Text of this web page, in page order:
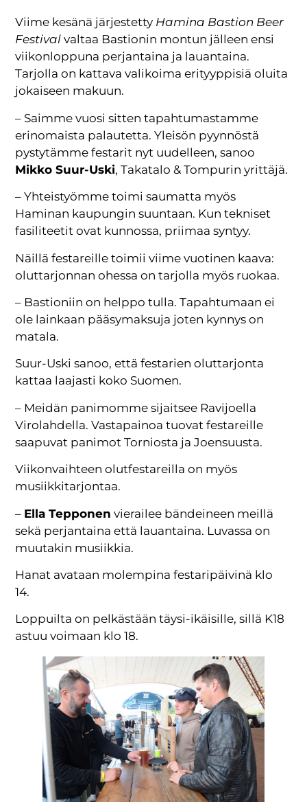
Viime kesänä järjestetty Hamina Bastion Beer
Festival valtaa Bastionin montun jälleen ensi
viikonloppuna perjantaina ja lauantaina.
Tarjolla on kattava valikoima erityyppisiä oluita
jokaiseen makuun.
– Saimme vuosi sitten tapahtumastamme
erinomaista palautetta. Yleisön pyynnöstä
pystytämme festarit nyt uudelleen, sanoo
Mikko Suur-Uski, Takatalo & Tompurin yrittäjä.
– Yhteistyömme toimi saumatta myös
Haminan kaupungin suuntaan. Kun tekniset
fasiliteetit ovat kunnossa, priimaa syntyy.
Näillä festareille toimii viime vuotinen kaava:
oluttarjonnan ohessa on tarjolla myös ruokaa.
– Bastioniin on helppo tulla. Tapahtumaan ei
ole lainkaan pääsymaksuja joten kynnys on
matala.
Suur-Uski sanoo, että festarien oluttarjonta
kattaa laajasti koko Suomen.
– Meidän panimomme sijaitsee Ravijoella
Virolahdella. Vastapainoa tuovat festareille
saapuvat panimot Torniosta ja Joensuusta.
Viikonvaihteen olutfestareilla on myös
musiikkitarjontaa.
– Ella Tepponen vierailee bändeineen meillä
sekä perjantaina että lauantaina. Luvassa on
muutakin musiikkia.
Hanat avataan molempina festaripäivinä klo
14.
Loppuilta on pelkästään täysi-ikäisille, sillä K18
astuu voimaan klo 18.